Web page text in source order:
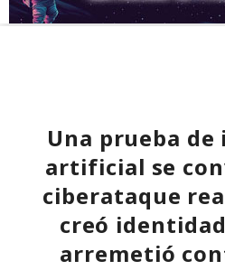
Una prueba
artificial se
ciberataque
creó
arremetió